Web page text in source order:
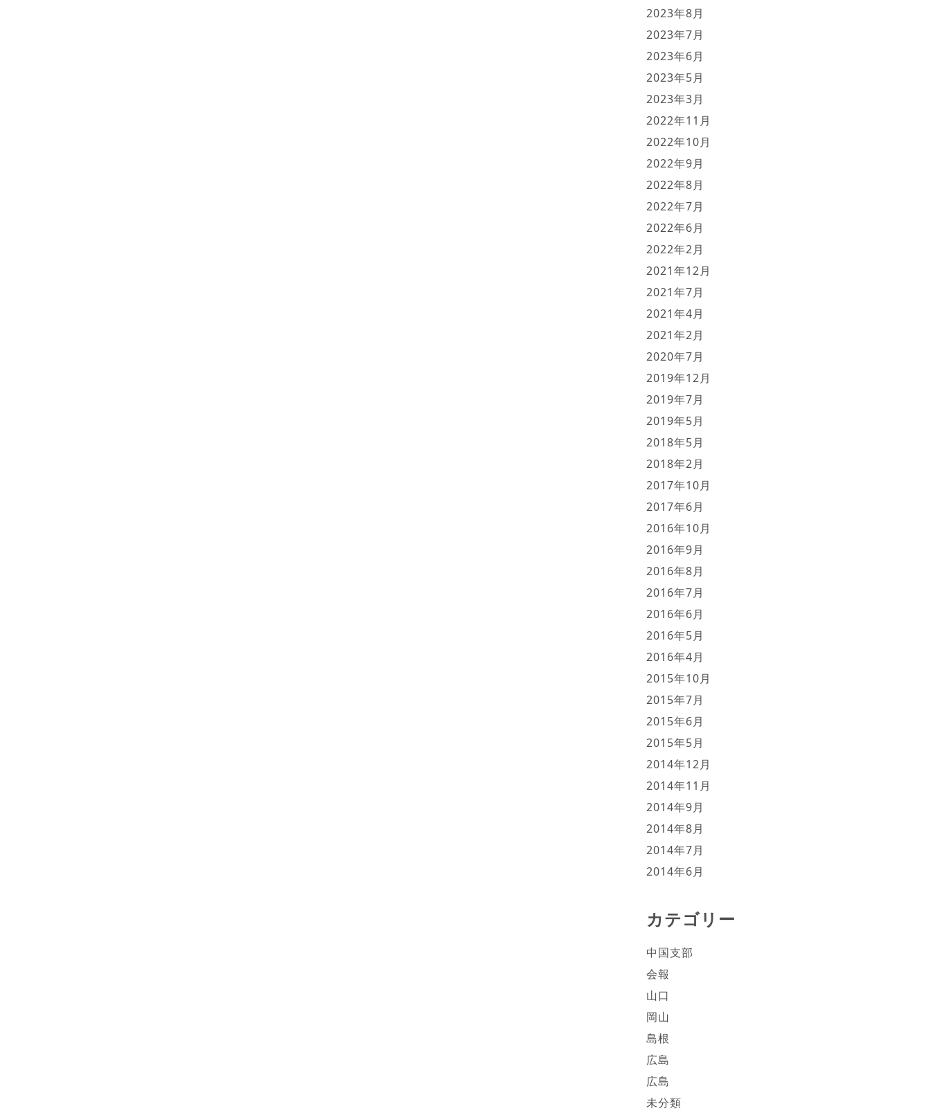
2023年8月
2023年7月
2023年6月
2023年5月
2023年3月
2022年11月
2022年10月
2022年9月
2022年8月
2022年7月
2022年6月
2022年2月
2021年12月
2021年7月
2021年4月
2021年2月
2020年7月
2019年12月
2019年7月
2019年5月
2018年5月
2018年2月
2017年10月
2017年6月
2016年10月
2016年9月
2016年8月
2016年7月
2016年6月
2016年5月
2016年4月
2015年10月
2015年7月
2015年6月
2015年5月
2014年12月
2014年11月
2014年9月
2014年8月
2014年7月
2014年6月
カテゴリー
中国支部
会報
山口
岡山
島根
広島
広島
未分類